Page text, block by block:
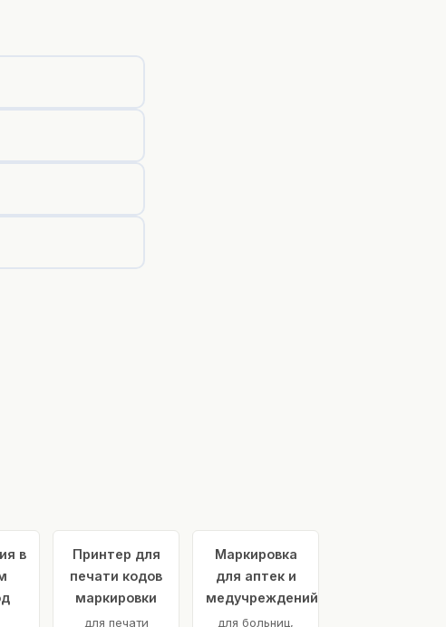
в
Принтер для
печати кодов
маркировки
для печати
Маркировка
для аптек и
медучреждений
для больниц,